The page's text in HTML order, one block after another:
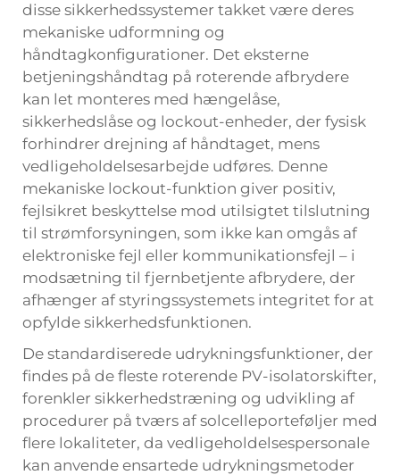
disse sikkerhedssystemer takket være deres
mekaniske udformning og
håndtagkonfigurationer. Det eksterne
betjeningshåndtag på roterende afbrydere
kan let monteres med hængelåse,
sikkerhedslåse og lockout-enheder, der fysisk
forhindrer drejning af håndtaget, mens
vedligeholdelsesarbejde udføres. Denne
mekaniske lockout-funktion giver positiv,
fejlsikret beskyttelse mod utilsigtet tilslutning
til strømforsyningen, som ikke kan omgås af
elektroniske fejl eller kommunikationsfejl – i
modsætning til fjernbetjente afbrydere, der
afhænger af styringssystemets integritet for at
opfylde sikkerhedsfunktionen.
De standardiserede udrykningsfunktioner, der
findes på de fleste roterende PV-isolatorskifter,
forenkler sikkerhedstræning og udvikling af
procedurer på tværs af solcelleporteføljer med
flere lokaliteter, da vedligeholdelsespersonale
kan anvende ensartede udrykningsmetoder